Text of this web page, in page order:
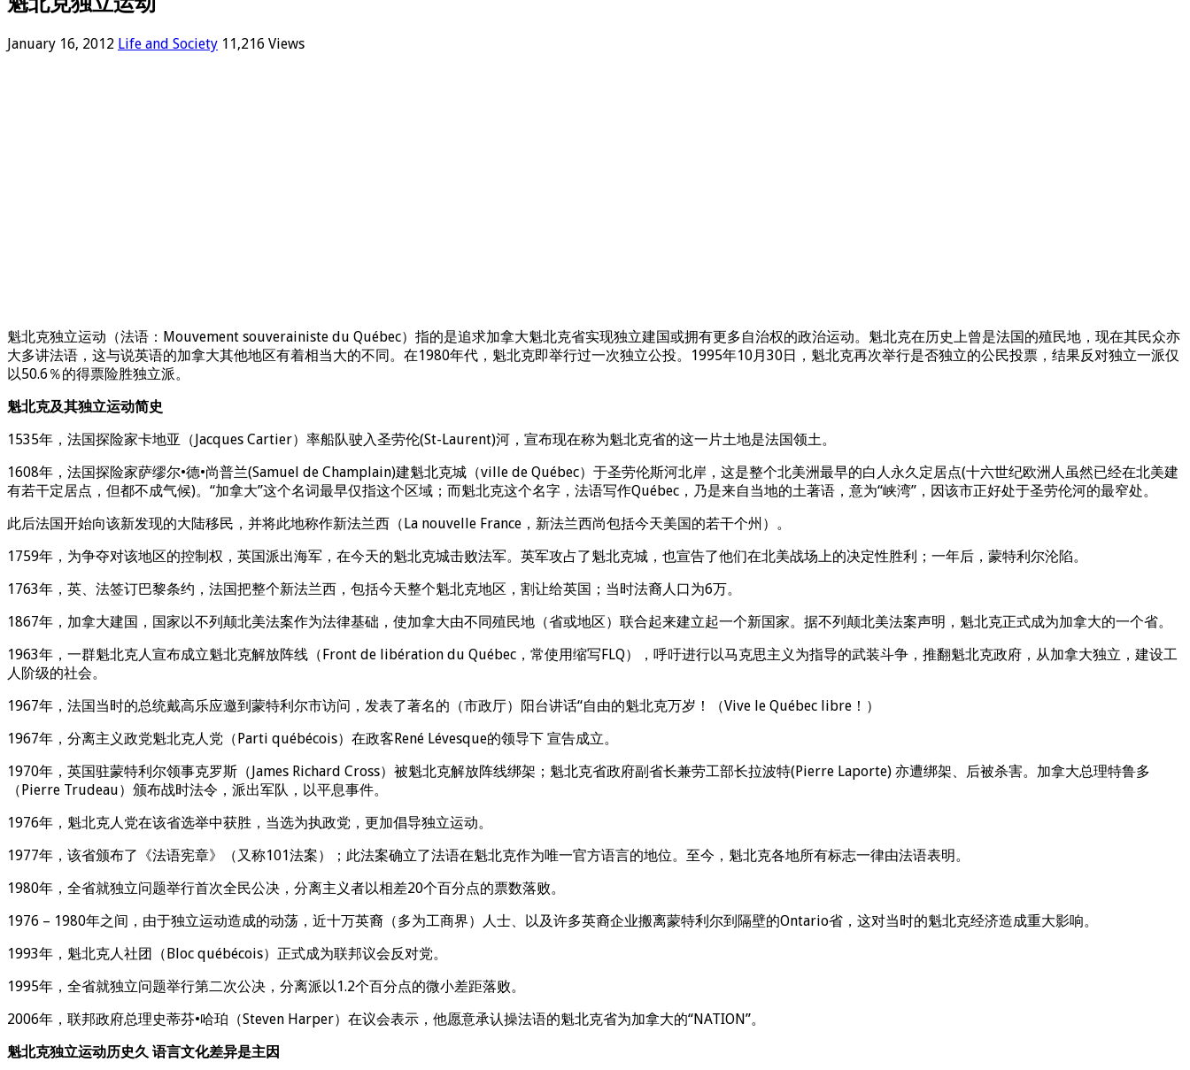
January 16, 2012 Life and Society 11,216 Views
魁北克独立运动（法语：Mouvement souverainiste du Québec）指的是追求加拿大魁北克省实现独立建国或拥有更多自治权的政治运动。魁北克在历史上曾是法国的殖民地，现在其民众亦
大多讲法语，这与说英语的加拿大其他地区有着相当大的不同。在1980年代，魁北克即举行过一次独立公投。1995年10月30日，魁北克再次举行是否独立的公民投票，结果反对独立一派仅
以50.6％的得票险胜独立派。
魁北克及其独立运动简史
1535年，法国探险家卡地亚（Jacques Cartier）率船队驶入圣劳伦(St-Laurent)河，宣布现在称为魁北克省的这一片土地是法国领土。
1608年，法国探险家萨缪尔•德•尚普兰(Samuel de Champlain)建魁北克城（ville de Québec）于圣劳伦斯河北岸，这是整个北美洲最早的白人永久定居点(十六世纪欧洲人虽然已经在北美建
有若干定居点，但都不成气候)。“加拿大”这个名词最早仅指这个区域；而魁北克这个名字，法语写作Québec，乃是来自当地的土著语，意为“峡湾”，因该市正好处于圣劳伦河的最窄处。
此后法国开始向该新发现的大陆移民，并将此地称作新法兰西（La nouvelle France，新法兰西尚包括今天美国的若干个州）。
1759年，为争夺对该地区的控制权，英国派出海军，在今天的魁北克城击败法军。英军攻占了魁北克城，也宣告了他们在北美战场上的决定性胜利；一年后，蒙特利尔沦陷。
1763年，英、法签订巴黎条约，法国把整个新法兰西，包括今天整个魁北克地区，割让给英国；当时法裔人口为6万。
1867年，加拿大建国，国家以不列颠北美法案作为法律基础，使加拿大由不同殖民地（省或地区）联合起来建立起一个新国家。据不列颠北美法案声明，魁北克正式成为加拿大的一个省。
1963年，一群魁北克人宣布成立魁北克解放阵线（Front de libération du Québec，常使用缩写FLQ），呼吁进行以马克思主义为指导的武装斗争，推翻魁北克政府，从加拿大独立，建设工
人阶级的社会。
1967年，法国当时的总统戴高乐应邀到蒙特利尔市访问，发表了著名的（市政厅）阳台讲话“自由的魁北克万岁！（Vive le Québec libre！）
1967年，分离主义政党魁北克人党（Parti québécois）在政客René Lévesque的领导下 宣告成立。
1970年，英国驻蒙特利尔领事克罗斯（James Richard Cross）被魁北克解放阵线绑架；魁北克省政府副省长兼劳工部长拉波特(Pierre Laporte) 亦遭绑架、后被杀害。加拿大总理特鲁多
（Pierre Trudeau）颁布战时法令，派出军队，以平息事件。
1976年，魁北克人党在该省选举中获胜，当选为执政党，更加倡导独立运动。
1977年，该省颁布了《法语宪章》（又称101法案）；此法案确立了法语在魁北克作为唯一官方语言的地位。至今，魁北克各地所有标志一律由法语表明。
1980年，全省就独立问题举行首次全民公决，分离主义者以相差20个百分点的票数落败。
1976 – 1980年之间，由于独立运动造成的动荡，近十万英裔（多为工商界）人士、以及许多英裔企业搬离蒙特利尔到隔壁的Ontario省，这对当时的魁北克经济造成重大影响。
1993年，魁北克人社团（Bloc québécois）正式成为联邦议会反对党。
1995年，全省就独立问题举行第二次公决，分离派以1.2个百分点的微小差距落败。
2006年，联邦政府总理史蒂芬•哈珀（Steven Harper）在议会表示，他愿意承认操法语的魁北克省为加拿大的“NATION”。
魁北克独立运动历史久 语言文化差异是主因